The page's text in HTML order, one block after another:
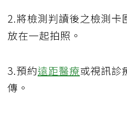
2.將檢測判讀後之檢測卡
放在一起拍照。
3.預約遠距醫療或視訊診
傳。